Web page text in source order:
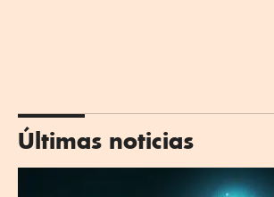
Últimas noticias